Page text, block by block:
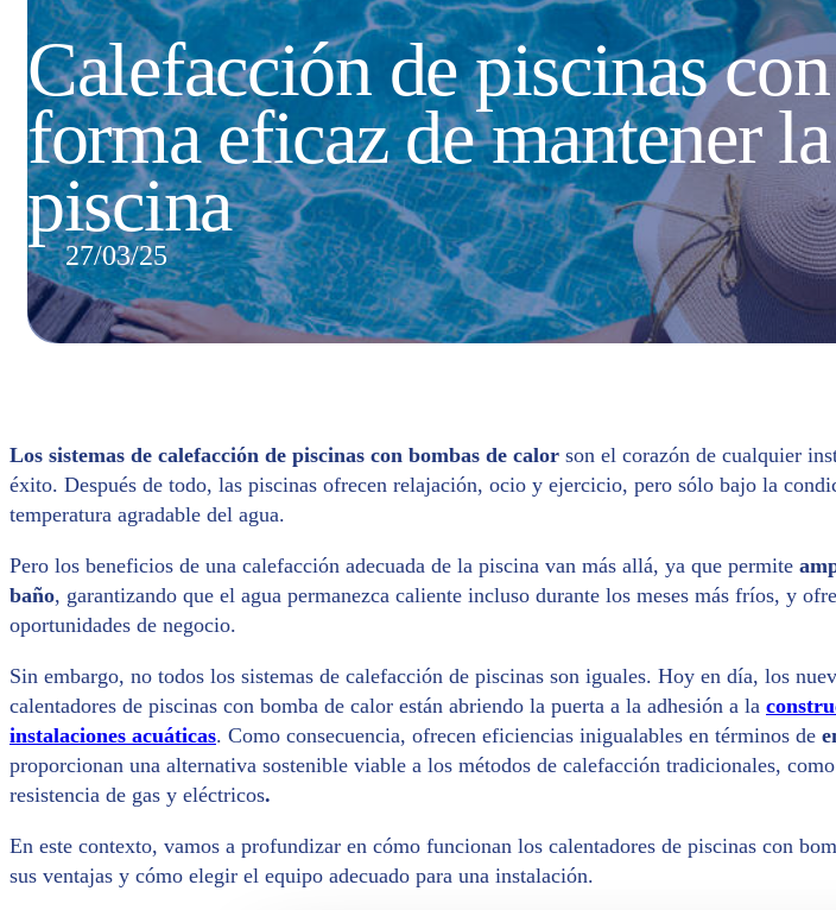
Calefacción de piscinas
forma eficaz de mantener
piscina
27/03/25
Los sistemas de calefacción de piscinas con bombas de calor son el corazón de cualquier
éxito. Después de todo, las piscinas ofrecen relajación, ocio y ejercicio, pero sólo bajo la
temperatura agradable del agua.
Pero los beneficios de una calefacción adecuada de la piscina van más allá, ya que permite
baño, garantizando que el agua permanezca caliente incluso durante los meses más fríos, y
oportunidades de negocio.
Sin embargo, no todos los sistemas de calefacción de piscinas son iguales. Hoy en día, los
calentadores de piscinas con bomba de calor están abriendo la puerta a la adhesión a la
instalaciones acuáticas. Como consecuencia, ofrecen eficiencias inigualables en términos de
proporcionan una alternativa sostenible viable a los métodos de calefacción tradicionales,
resistencia de gas y eléctricos.
En este contexto, vamos a profundizar en cómo funcionan los calentadores de piscinas con
sus ventajas y cómo elegir el equipo adecuado para una instalación.